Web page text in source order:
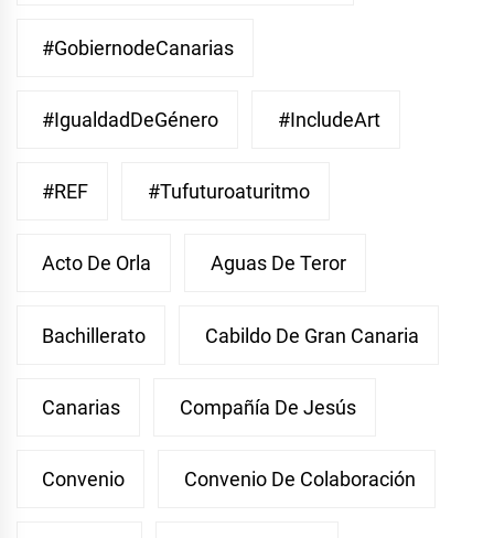
#GobiernodeCanarias
#IgualdadDeGénero #IncludeArt
#REF #Tufuturoaturitmo
Acto De Orla Aguas De Teror
Bachillerato Cabildo De Gran Canaria
Canarias Compañía De Jesús
Convenio Convenio De Colaboración